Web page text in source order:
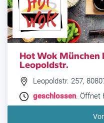
Hot Wok München
Leopoldstr.
Leopoldstr. 257,
geschlossen .